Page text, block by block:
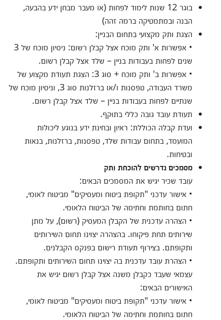
בוגר 12 שנות לימוד לפחות (או מעבר מבחן ידע בהבעה,
הבנה ובמתמטיקה ברמה זהה)
הצגת ותק מקצועי בתחום הבניין:
• אפשרות א' ותק מוכח אצל קבלן רשום: ניסיון מוכח של 3
שנים לפחות בעבודות בניין – שלד אצל קבלן רשום.
• אפשרות ב' ותק מוכח + סוג 3: הצגת תעודת מקצוע של
משרד העבודה, טפסנות ו/או ברזלנות סוג 3, וניסיון מוכח של
שנתיים לפחות בעבודות בניין – שלד אצל קבלן רשום.
תעודת עובד גובה כללי בתוקף.
ועדת קבלה הכוללת: ראיון ובחינת ידע בנוגע ליכולות
המועמד, בתחום עבודות שלד, טפסנות, ברזלנות, בנאות
ובטיחות.
מסמכים נדרשים להוכחת ותק
עובד שכיר יגיש את המסמכים הבאים:
• אישור עדכני "תקופת ביטוח ומעסיקים" מביטוח לאומי,
חתום בחותמת וחתימה של הביטוח הלאומי.
• הצהרה עדכנית של הקבלן המעסיק (רשום), על מתן
שירותים תחת פיקוחו. בהצהרה יצוינו תחום השירותים
ותקופתם. בצירוף תעודת רישום בפנקס הקבלנים.
• הצהרת עובד עדכנית בה יצוינו תחום השירותים ותקופתם.
עצמאי שעבד כקבלן משנה אצל קבלן רשום יגיש את
האישורים הבאים:
• אישור עדכני "תקופת ביטוח ומעסיקים" מביטוח לאומי,
חתום בחותמת וחתימה של הביטוח הלאומי.